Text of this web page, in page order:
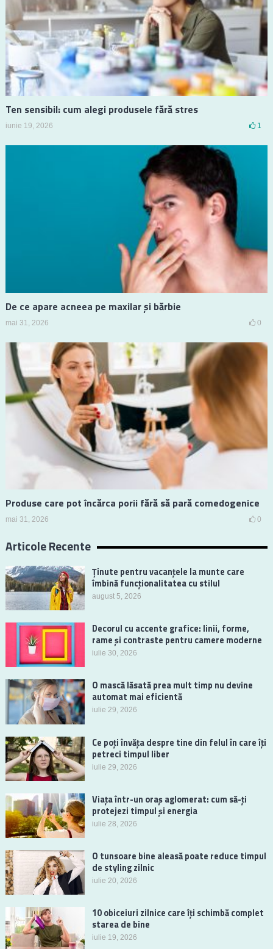
Ten sensibil: cum alegi produsele fără stres
iunie 19, 2026 1
De ce apare acneea pe maxilar și bărbie
mai 31, 2026 0
Produse care pot încărca porii fără să pară comedogenice
mai 31, 2026 0
Articole Recente
Ținute pentru vacanțele la munte care
îmbină funcționalitatea cu stilul
august 5, 2026
Decorul cu accente grafice: linii, forme,
rame și contraste pentru camere moderne
iulie 30, 2026
O mască lăsată prea mult timp nu devine
automat mai eficientă
iulie 29, 2026
Ce poți învăța despre tine din felul în care îți
petreci timpul liber
iulie 29, 2026
Viața într-un oraș aglomerat: cum să-ți
protejezi timpul și energia
iulie 28, 2026
O tunsoare bine aleasă poate reduce timpul
de styling zilnic
iulie 20, 2026
10 obiceiuri zilnice care îți schimbă complet
starea de bine
iulie 19, 2026